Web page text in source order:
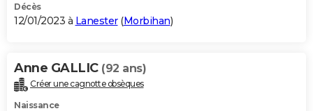
Décès
12/01/2023 à Lanester(Morbihan)
Anne GALLIC (92 ans)
Créer une cagnotte obsèques
Naissance